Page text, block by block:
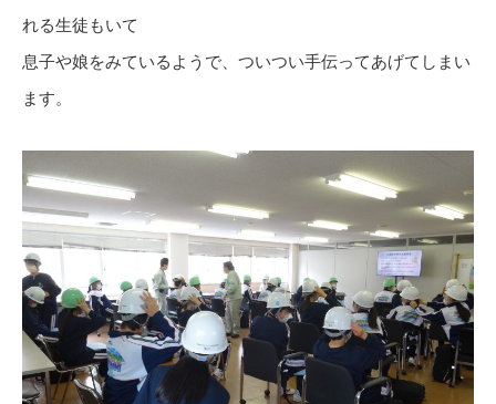
れる生徒もいて
息子や娘をみているようで、ついつい手伝ってあげてしまい
ます。